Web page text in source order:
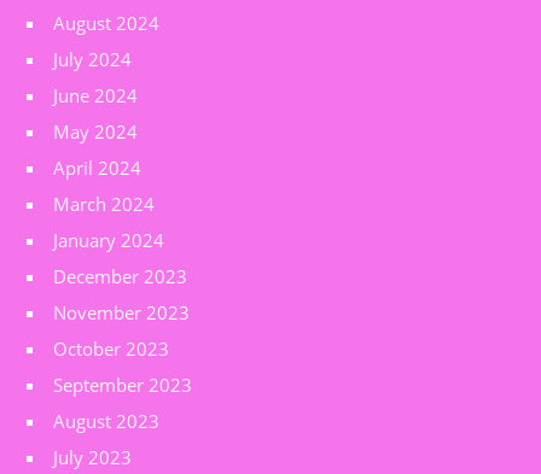
August 2024
July 2024
June 2024
May 2024
April 2024
March 2024
January 2024
December 2023
November 2023
October 2023
September 2023
August 2023
July 2023